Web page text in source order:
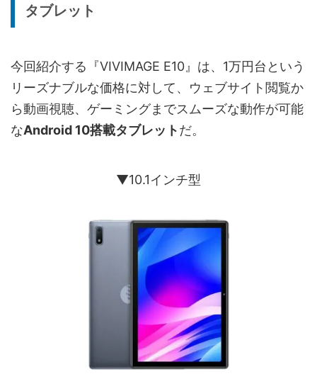
タブレット
今回紹介する『VIVIMAGE E10』は、1万円台という
リーズナブルな価格に対して、ウェブサイト閲覧か
ら動画視聴、ゲーミングまでスムーズな動作が可能
なAndroid 10搭載タブレットだ。
▼10.1インチ型